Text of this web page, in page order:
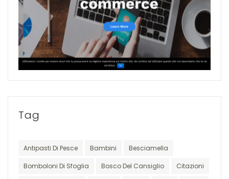
Tag
Antipasti Di Pesce Bambini Besciamella
Bomboloni Di Sfoglia Bosco Del Cansiglio Citazioni